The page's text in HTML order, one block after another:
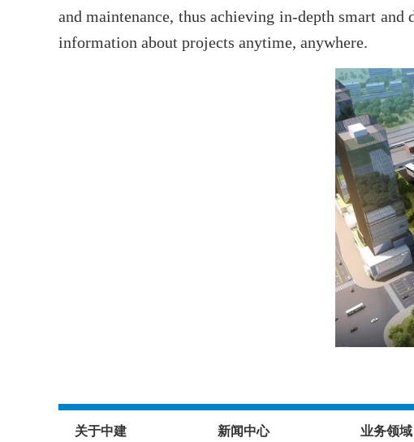
and maintenance, thus achieving in-depth smart
information about projects anytime, anywhere.
关于中建 新闻中心 业务领域